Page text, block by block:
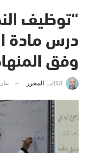
“توظيف
درس مادة
وفق
الكاتب المحرر